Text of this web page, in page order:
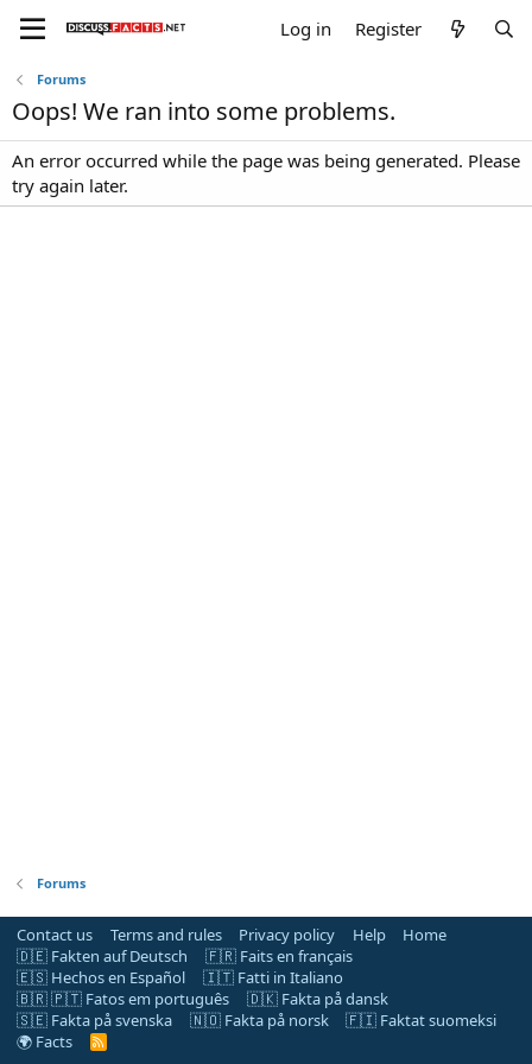
Log in Register
Forums
Oops! We ran into some problems.
An error occurred while the page was being generated. Please
try again later.
Forums
Contact us Terms and rules Privacy policy Help
Home
🇩🇪 Fakten auf Deutsch
🇫🇷 Faits en français
🇪🇸 Hechos en Español
🇮🇹 Fatti in Italiano
🇧🇷 🇵🇹 Fatos em português
🇩🇰 Fakta på dansk
🇸🇪 Fakta på svenska
🇳🇴 Fakta på norsk
🇫🇮 Faktat suomeksi
🌍 Facts
R